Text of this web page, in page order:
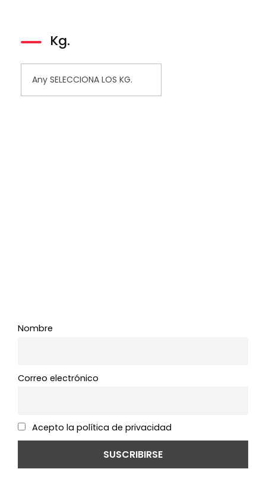
Kg.
Nombre
Correo electrónico
Acepto la política de privacidad